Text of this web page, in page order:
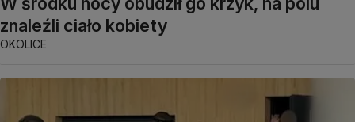
znaleźli ciało kobiety
OKOLICE